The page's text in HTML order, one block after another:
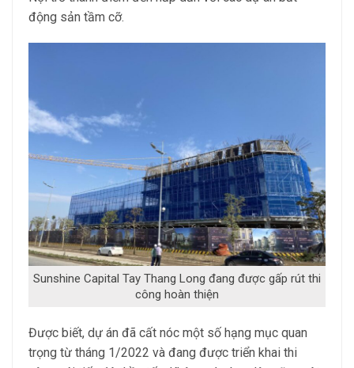
động sản tầm cỡ.
Sunshine Capital Tay Thang Long đang được gấp rút thi
công hoàn thiện
Được biết, dự án đã cất nóc một số hạng mục quan
trọng từ tháng 1/2022 và đang được triển khai thi